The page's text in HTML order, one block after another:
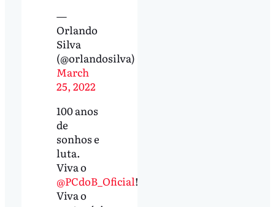
—
Orlando
Silva
(@orlandosilva)
March
25, 2022
100 anos
de
sonhos e
luta.
Viva o
@PCdoB_Oficial!
Viva o